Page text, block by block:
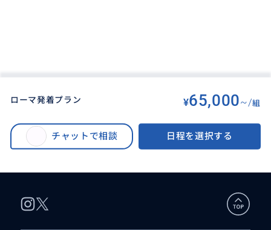
ローマ発着プラン ¥65,000~/組
チャットで相談 日程を選択する
BUYMA TRAVEL> ローマオプショナルツアー>
[THE MALL OUTLET] ザモールアウトレット1日☼送迎 4人まで同額♫ 貸切サ
ービス♪ ** ローマ発着（フィレンツェ着プランあり） ** 日帰りツアー<
日本語対応>